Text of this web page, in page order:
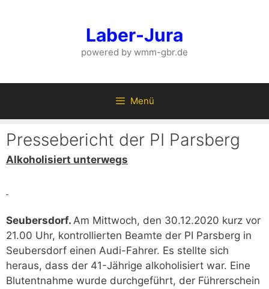
Laber-Jura
powered by wmm-gbr.de
Menü
Pressebericht der PI Parsberg
Alkoholisiert unterwegs
Seubersdorf. Am Mittwoch, den 30.12.2020 kurz vor
21.00 Uhr, kontrollierten Beamte der PI Parsberg in
Seubersdorf einen Audi-Fahrer. Es stellte sich
heraus, dass der 41-Jährige alkoholisiert war. Eine
Blutentnahme wurde durchgeführt, der Führerschein